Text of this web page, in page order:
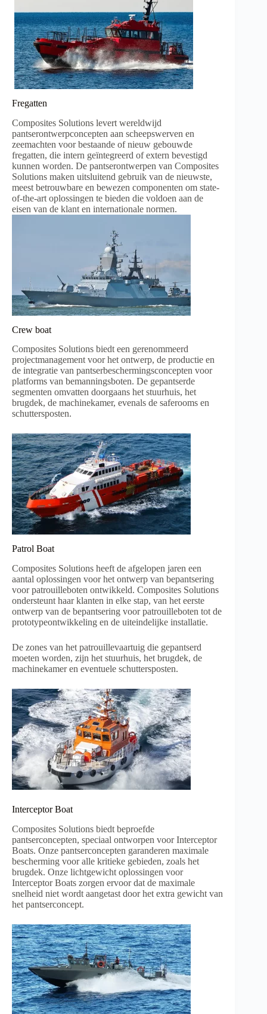
Fregatten
Composites Solutions levert wereldwijd
pantserontwerpconcepten aan scheepswerven en
zeemachten voor bestaande of nieuw gebouwde
fregatten, die intern geïntegreerd of extern bevestigd
kunnen worden. De pantserontwerpen van Composites
Solutions maken uitsluitend gebruik van de nieuwste,
meest betrouwbare en bewezen componenten om state-
of-the-art oplossingen te bieden die voldoen aan de
eisen van de klant en internationale normen.
Crew boat
Composites Solutions biedt een gerenommeerd
projectmanagement voor het ontwerp, de productie en
de integratie van pantserbeschermingsconcepten voor
platforms van bemanningsboten. De gepantserde
segmenten omvatten doorgaans het stuurhuis, het
brugdek, de machinekamer, evenals de saferooms en
schuttersposten.
Patrol Boat
Composites Solutions heeft de afgelopen jaren een
aantal oplossingen voor het ontwerp van bepantsering
voor patrouilleboten ontwikkeld. Composites Solutions
ondersteunt haar klanten in elke stap, van het eerste
ontwerp van de bepantsering voor patrouilleboten tot de
prototypeontwikkeling en de uiteindelijke installatie.
De zones van het patrouillevaartuig die gepantserd
moeten worden, zijn het stuurhuis, het brugdek, de
machinekamer en eventuele schuttersposten.
Interceptor Boat
Composites Solutions biedt beproefde
pantserconcepten, speciaal ontworpen voor Interceptor
Boats. Onze pantserconcepten garanderen maximale
bescherming voor alle kritieke gebieden, zoals het
brugdek. Onze lichtgewicht oplossingen voor
Interceptor Boats zorgen ervoor dat de maximale
snelheid niet wordt aangetast door het extra gewicht van
het pantserconcept.